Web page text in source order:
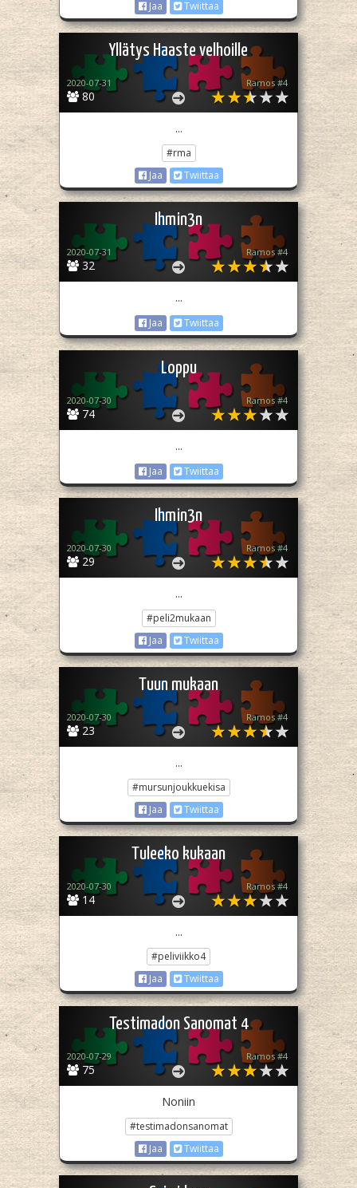
Jaa Twiittaa
Yllätys Haaste velhoille
80
2020-07-31 Ramos #4
...
#rma
Jaa
Twiittaa
Ihmin3n
32
2020-07-31 Ramos #4
...
Jaa Twiittaa
Loppu
74
2020-07-30 Ramos #4
...
Jaa Twiittaa
Ihmin3n
29
2020-07-30 Ramos #4
...
#peli2mukaan
Jaa
Twiittaa
Tuun mukaan
23
2020-07-30 Ramos #4
...
#mursunjoukkuekisa
Jaa
Twiittaa
Tuleeko kukaan
14
2020-07-30 Ramos #4
...
#peliviikko4
Jaa
Twiittaa
Testimadon Sanomat 4
75
2020-07-29 Ramos #4
Noniin
#testimadonsanomat
Jaa
Twiittaa